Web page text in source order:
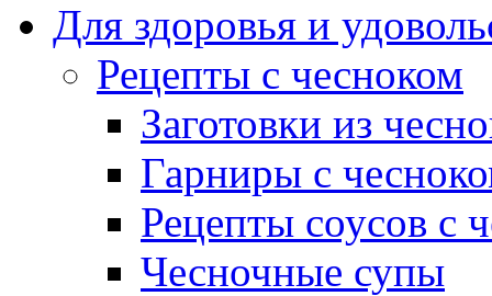
Для здоровья и
Рецепты с чесноком
Заготовки из
Гарниры с
Рецепты соусов с
Чесночные супы